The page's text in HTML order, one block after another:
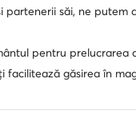
partenerii săi, ne
pentru prelucrarea
facilitează găsirea în